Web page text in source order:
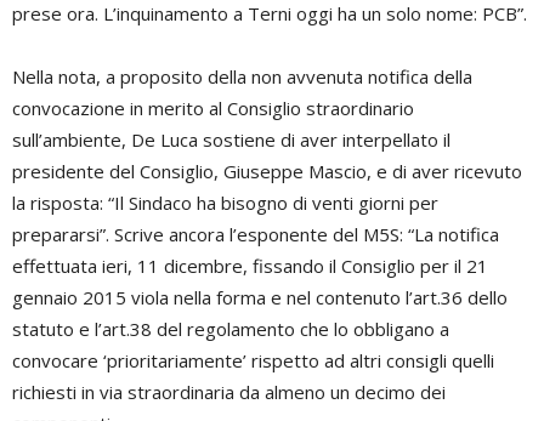
prese ora. L’inquinamento a Terni oggi ha un solo nome: PCB”.
Nella nota, a proposito della non avvenuta notifica della
convocazione in merito al Consiglio straordinario
sull’ambiente, De Luca sostiene di aver interpellato il
presidente del Consiglio, Giuseppe Mascio, e di aver ricevuto
la risposta: “Il Sindaco ha bisogno di venti giorni per
prepararsi”. Scrive ancora l’esponente del M5S: “La notifica
effettuata ieri, 11 dicembre, fissando il Consiglio per il 21
gennaio 2015 viola nella forma e nel contenuto l’art.36 dello
statuto e l’art.38 del regolamento che lo obbligano a
convocare ‘prioritariamente’ rispetto ad altri consigli quelli
richiesti in via straordinaria da almeno un decimo dei